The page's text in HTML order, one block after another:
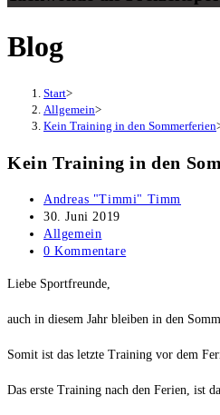
Blog
Start>
Allgemein>
Kein Training in den Sommerferien
Kein Training in den
Beitrags-
Autor:
Andreas "Timmi" Timm
Beitrag
veröffentlicht:
30. Juni 2019
Beitrags-
Kategorie:
Allgemein
Beitrags-
0 Kommentare
Liebe Sportfreunde,
auch in diesem Jahr bleiben in den
Somit ist das letzte Training vor dem
Das erste Training nach den Ferien, ist